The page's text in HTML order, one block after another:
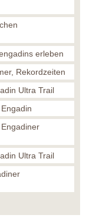
erleben
Rekordzeiten
Ultra Trail
Ultra Trail